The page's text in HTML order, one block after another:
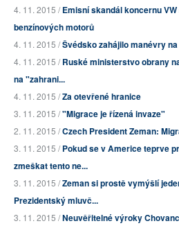
4. 11. 2015 /Emisní skandál koncernu
benzínových motorů
4. 11. 2015 /Švédsko zahájilo manévry
4. 11. 2015 /Ruské ministerstvo obrany
na "zahrani...
4. 11. 2015 /Za otevřené hranice
3. 11. 2015 /"Migrace je řízená invaze"
2. 11. 2015 /Czech President Zeman:
3. 11. 2015 /Pokud se v Americe teprve
zmeškat tento ne...
3. 11. 2015 /Zeman si prostě vymýšlí
Prezidentský mluvč...
3. 11. 2015 /Neuvěřitelné výroky